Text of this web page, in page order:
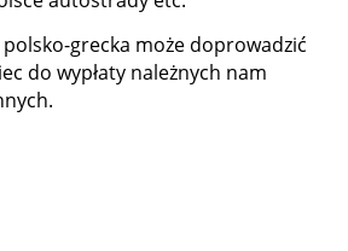
grecka może doprowadzić
do wypłaty należnych nam